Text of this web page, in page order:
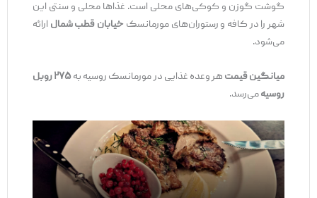
گوشت گوزن و کوکی‌های محلی است. غذاها محلی و سنتی این
شهر را در کافه و رستوران‌های مورمانسکخیابان قطب شمالارائه
می‌شود.
میانگین قیمتهر وعده غذایی در مورمانسک روسیه به
۲۷۵ روبل
روسیهمی‌رسد.